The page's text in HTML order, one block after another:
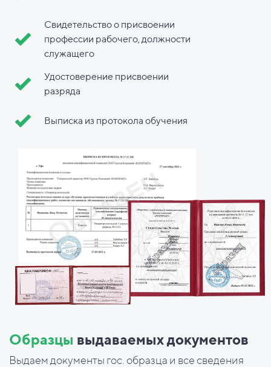
Свидетельство о присвоении
профессии рабочего, должности
служащего
Удостоверение присвоении
разряда
Выписка из протокола обучения
Образцы выдаваемых документов
Выдаем документы гос. образца и все сведения